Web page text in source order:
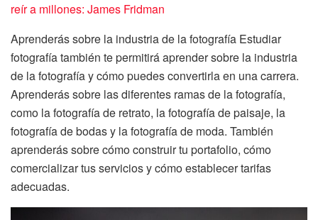
reír a millones: James Fridman
Aprenderás sobre la industria de la fotografía Estudiar
fotografía también te permitirá aprender sobre la industria
de la fotografía y cómo puedes convertirla en una carrera.
Aprenderás sobre las diferentes ramas de la fotografía,
como la fotografía de retrato, la fotografía de paisaje, la
fotografía de bodas y la fotografía de moda. También
aprenderás sobre cómo construir tu portafolio, cómo
comercializar tus servicios y cómo establecer tarifas
adecuadas.